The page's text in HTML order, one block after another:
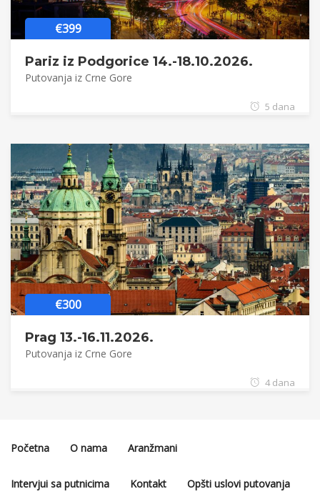
€399
Pariz iz Podgorice 14.-18.10.2026.
Putovanja iz Crne Gore
5 dana
€300
Prag 13.-16.11.2026.
Putovanja iz Crne Gore
4 dana
Početna O nama Aranžmani
Intervjui sa putnicima Kontakt Opšti uslovi putovanja